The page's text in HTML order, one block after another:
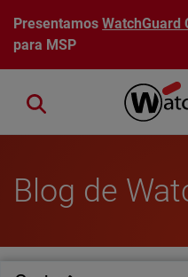
Pasar al contenido principal
PresentamosWatchGuard
para MSP
Close search
Blog de